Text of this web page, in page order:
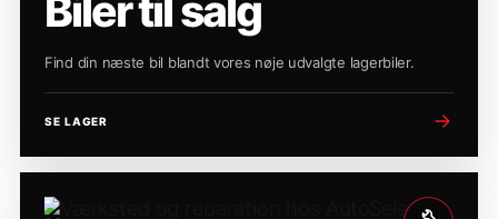
Biler til salg
Find din næste bil blandt vores nøje udvalgte lagerbiler.
SE LAGER